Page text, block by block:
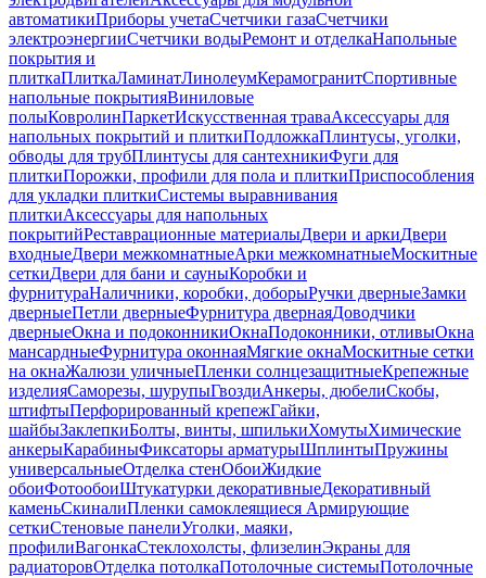
автоматикиПриборы учетаСчетчики газаСчетчики
электроэнергииСчетчики водыРемонт и отделкаНапольные
покрытия и
плиткаПлиткаЛаминатЛинолеумКерамогранитСпортивные
напольные покрытияВиниловые
полыКовролинПаркетИскусственная траваАксессуары для
напольных покрытий и плиткиПодложкаПлинтусы, уголки,
обводы для трубПлинтусы для сантехникиФуги для
плиткиПорожки, профили для пола и плиткиПриспособления
для укладки плиткиСистемы выравнивания
плиткиАксессуары для напольных
покрытийРеставрационные материалыДвери и аркиДвери
входныеДвери межкомнатныеАрки межкомнатныеМоскитные
сеткиДвери для бани и сауныКоробки и
фурнитураНаличники, коробки, доборыРучки дверныеЗамки
дверныеПетли дверныеФурнитура двернаяДоводчики
дверныеОкна и подоконникиОкнаПодоконники, отливыОкна
мансардныеФурнитура оконнаяМягкие окнаМоскитные сетки
на окнаЖалюзи уличныеПленки солнцезащитныеКрепежные
изделияСаморезы, шурупыГвоздиАнкеры, дюбелиСкобы,
штифтыПерфорированный крепежГайки,
шайбыЗаклепкиБолты, винты, шпилькиХомутыХимические
анкерыКарабиныФиксаторы арматурыШплинтыПружины
универсальныеОтделка стенОбоиЖидкие
обоиФотообоиШтукатурки декоративныеДекоративный
каменьСкиналиПленки самоклеящиеся Армирующие
сеткиСтеновые панелиУголки, маяки,
профилиВагонкаСтеклохолсты, флизелинЭкраны для
радиаторовОтделка потолкаПотолочные системыПотолочные